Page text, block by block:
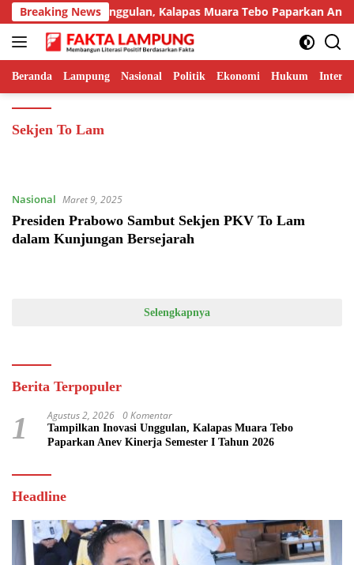
Langsung
ke
konten
Breaking News
Inovasi Unggulan, Kalapas Muara Tebo Paparkan Anev
Beranda Lampung Nasional Politik Ekonomi Hukum
Sekjen To Lam
Nasional Maret 9, 2025
Presiden Prabowo Sambut Sekjen PKV To Lam
dalam Kunjungan Bersejarah
Selengkapnya
Berita Terpopuler
1 Agustus 2, 2026 0 Komentar
Tampilkan Inovasi Unggulan, Kalapas Muara Tebo
Paparkan Anev Kinerja Semester I Tahun 2026
Headline